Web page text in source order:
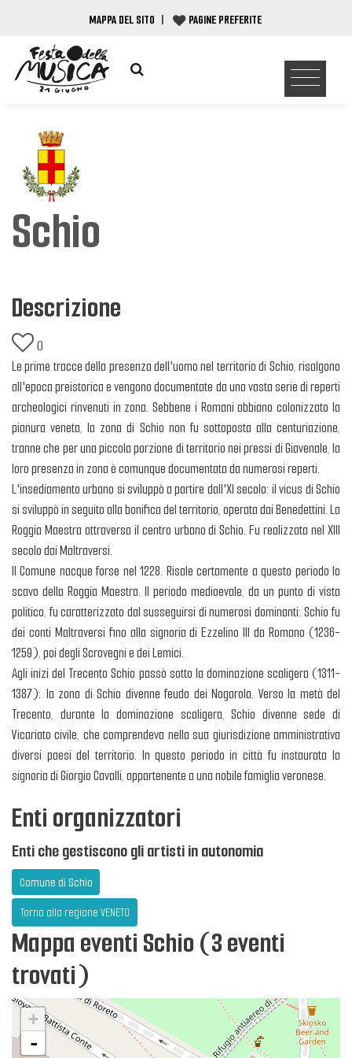
MAPPA DEL SITO | PAGINE PREFERITE
Schio
Descrizione
0
Le prime tracce della presenza dell'uomo nel territorio di Schio, risalgono
all'epoca preistorica e vengono documentate da una vasta serie di reperti
archeologici rinvenuti in zona. Sebbene i Romani abbiano colonizzato la
pianura veneta, la zona di Schio non fu sottoposta alla centuriazione,
tranne che per una piccola porzione di territorio nei pressi di Giavenale, la
loro presenza in zona è comunque documentata da numerosi reperti.
L'insediamento urbano si sviluppò a partire dall'XI secolo: il vicus di Schio
si sviluppò in seguito alla bonifica del territorio, operata dai Benedettini. La
Roggia Maestra attraversa il centro urbano di Schio. Fu realizzata nel XIII
secolo dai Maltraversi.
Il Comune nacque forse nel 1228. Risale certamente a questo periodo lo
scavo della Roggia Maestra. Il periodo medioevale, da un punto di vista
politico, fu caratterizzato dal susseguirsi di numerosi dominanti: Schio fu
dei conti Maltraversi fino alla signoria di Ezzelino III da Romano (1236-
1259), poi degli Scrovegni e dei Lemici.
Agli inizi del Trecento Schio passò sotto la dominazione scaligera (1311-
1387): la zona di Schio divenne feudo dei Nogarola. Verso la metà del
Trecento, durante la dominazione scaligera, Schio divenne sede di
Vicariato civile, che comprendeva nella sua giurisdizione amministrativa
diversi paesi del territorio. In questo periodo in città fu instaurata la
signoria di Giorgio Cavalli, appartenente a una nobile famiglia veronese.
Enti organizzatori
Enti che gestiscono gli artisti in autonomia
Comune di Schio
Torna alla regione VENETO
Mappa eventi Schio (3 eventi
trovati)
+
-